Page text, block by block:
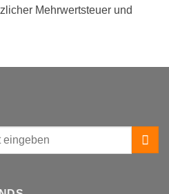
Mehrwertsteuer und